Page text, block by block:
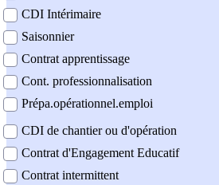
CDI Intérimaire
Saisonnier
Contrat apprentissage
Cont. professionnalisation
Prépa.opérationnel.emploi
CDI de chantier ou d'opération
Contrat d'Engagement Educatif
Contrat intermittent